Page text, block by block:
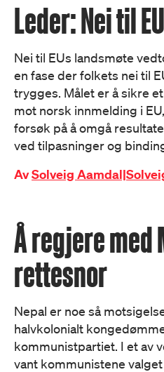
Leder: Nei til EU
Nei til EUs landsmøte
en fase der folkets nei til
trygges. Målet er å sikre
mot norsk innmelding i
forsøk på å omgå
ved tilpasninger og
AvSolveig
Å regjere med
rettesnor
Nepal er noe så
halvkolonialt
kommunistpartiet. I et av
vant kommunistene